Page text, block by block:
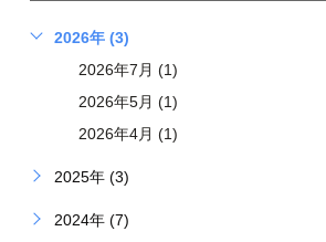
2026年 (3)
2026年7月 (1)
2026年5月 (1)
2026年4月 (1)
2025年 (3)
2024年 (7)